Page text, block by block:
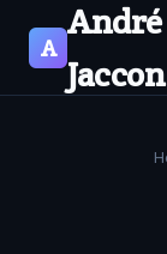
A
André
Jaccon